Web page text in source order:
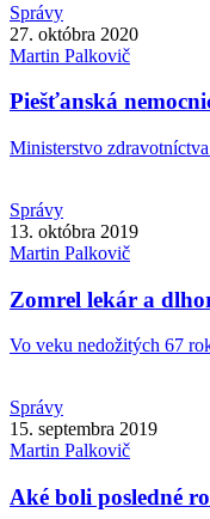
Správy
27. októbra 2020
Martin Palkovič
Piešťanská
Ministerstvo
Správy
13. októbra 2019
Martin Palkovič
Zomrel lekár a
Vo veku nedožitých 67
Správy
15. septembra 2019
Martin Palkovič
Aké boli posledné